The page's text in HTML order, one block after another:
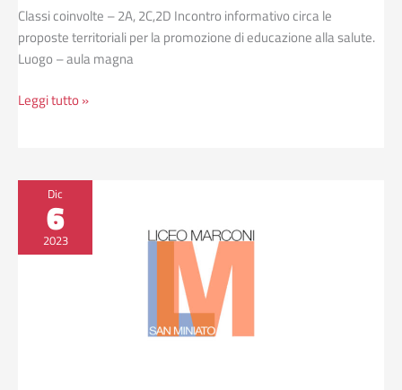
Classi coinvolte – 2A, 2C,2D Incontro informativo circa le
proposte territoriali per la promozione di educazione alla salute.
Luogo – aula magna
Leggi tutto »
Dic
6
2023
Progetto
biennio
gruppo